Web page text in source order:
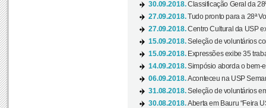
30.09.2018.Classificação Geral da
27.09.2018.Tudo pronto para a 28ª
27.09.2018.Centro Cultural da USP
15.09.2018.Seleção de voluntários
15.09.2018. Expressões exibe 35
14.09.2018.Simpósio aborda o bem-
06.09.2018.Aconteceu na USP
31.08.2018.Seleção de voluntários
30.08.2018.Aberta em Bauru “Feira